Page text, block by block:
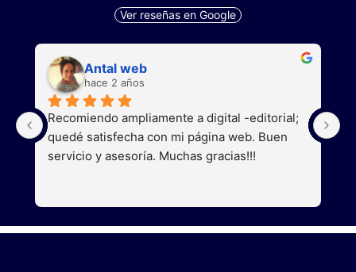
Ver reseñas en Google
Antal web
hace 2 años
Recomiendo ampliamente a digital -editorial;
quedé satisfecha con mi página web. Buen
servicio y asesoría. Muchas gracias!!!